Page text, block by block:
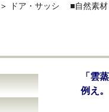
＞ ドア・サッシ ■自然素材
「雲
例え。